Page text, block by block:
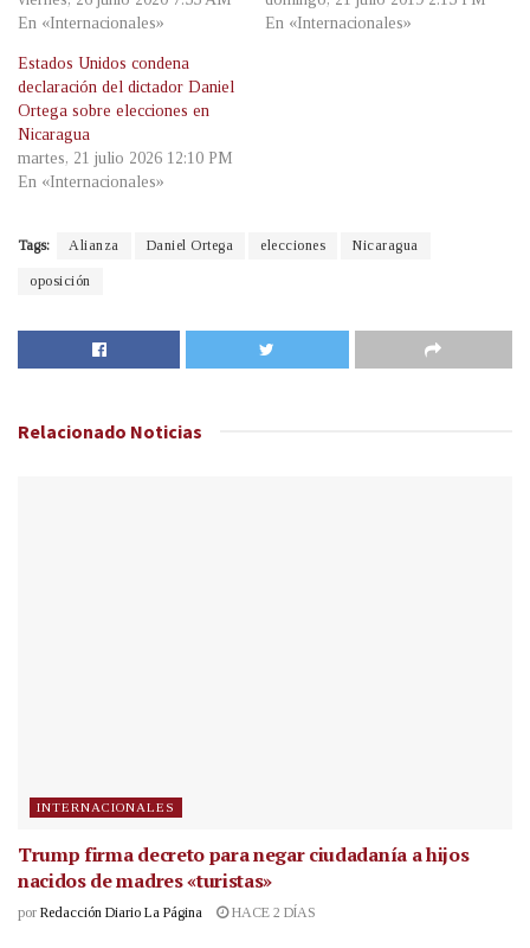
En «Internacionales»
En «Internacionales»
Estados Unidos condena
declaración del dictador Daniel
Ortega sobre elecciones en
Nicaragua
martes, 21 julio 2026 12:10 PM
En «Internacionales»
Tags: Alianza Daniel Ortega elecciones Nicaragua
oposición
Relacionado Noticias
INTERNACIONALES
Trump firma decreto para negar ciudadanía a hijos
nacidos de madres «turistas»
por Redacción Diario La Página HACE 2 DÍAS